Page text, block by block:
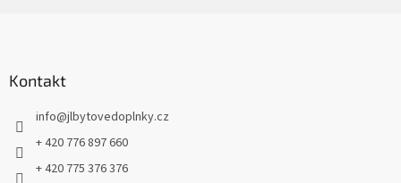
Kontakt
info@jlbytovedoplnky.cz
+ 420 776 897 660
+ 420 775 376 376